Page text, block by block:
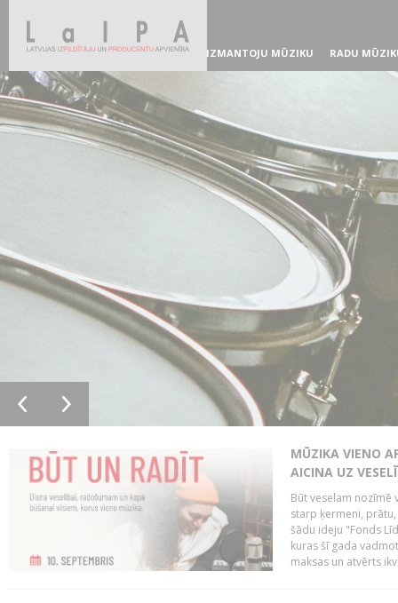
IZMANTOJU MŪZIKU RADU
MŪZIKA VIENO
AICINA UZ
Būt veselam nozīmē
starp ķermeni,
šādu ideju "Fonds
kuras šī gada
maksas un atvērts